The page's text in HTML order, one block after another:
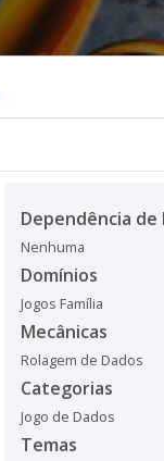
Dependência de
Nenhuma
Domínios
Jogos Família
Mecânicas
Rolagem de Dados
Categorias
Jogo de Dados
Temas